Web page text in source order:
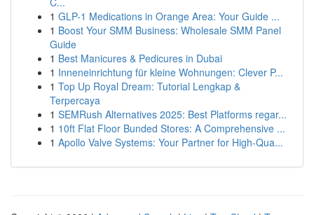
1 GLP-1 Medications in Orange Area: Your Guide ...
1 Boost Your SMM Business: Wholesale SMM Panel
Guide
1 Best Manicures & Pedicures in Dubai
1 Inneneinrichtung für kleine Wohnungen: Clever P...
1 Top Up Royal Dream: Tutorial Lengkap &
Terpercaya
1 SEMRush Alternatives 2025: Best Platforms regar...
1 10ft Flat Floor Bunded Stores: A Comprehensive ...
1 Apollo Valve Systems: Your Partner for High-Qua...